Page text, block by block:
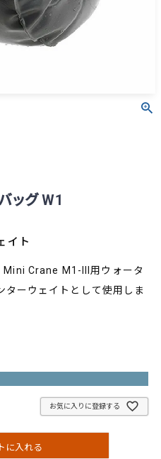
ッグ W1
イト
Crane M1-III用ウォータ
ターウェイトとして使用しま
お気に入りに登録する
に入れる